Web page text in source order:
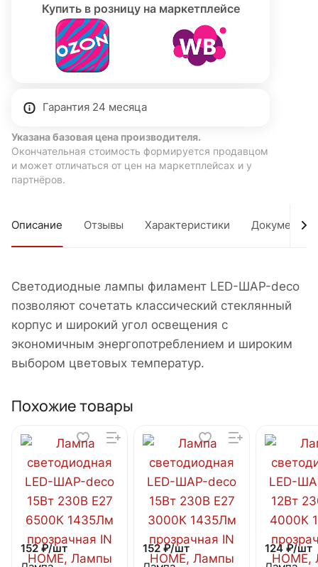
Купить в розницу на маркетплейсе
Гарантия 24 месяца
Указана базовая цена производителя.
Окончательная стоимость формируется продавцом
и может отличаться от цен на маркетплейсах и у
партнёров.
Описание Отзывы Характеристики Документы
Cветодиодные лампы филамент LED-ШАР-deco
позволяют сочетать классический стеклянный
корпус и широкий угол освещения с
экономичным энергопотреблением и широким
выбором цветовых температур.
Похожие товары
152 ₽/шт 152 ₽/шт 124 ₽/шт